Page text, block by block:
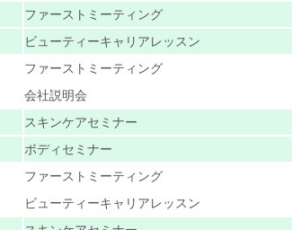
ファーストミーティング
ビューティーキャリアレッスン
ファーストミーティング
会社説明会
スキンケアセミナー
ボディセミナー
ファーストミーティング
ビューティーキャリアレッスン